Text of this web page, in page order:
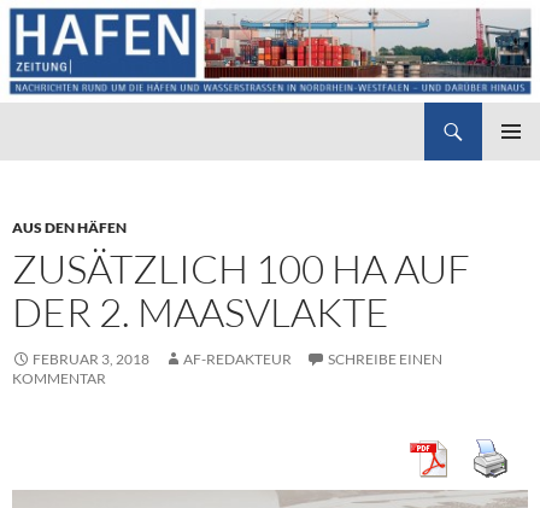
AUS DEN HÄFEN
ZUSÄTZLICH 100 HA AUF
DER 2. MAASVLAKTE
FEBRUAR 3, 2018 AF-REDAKTEUR
SCHREIBE EINEN
KOMMENTAR